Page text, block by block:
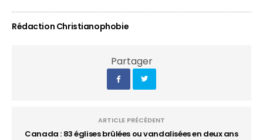
Rédaction Christianophobie
Partager
ARTICLE PRÉCÉDENT
Canada : 83 églises brûlées ou vandalisées en deux ans